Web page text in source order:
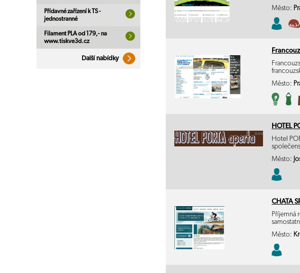
Přídavné zařízení k TS -
jednostranné
Filament PLA od 179,- na
www.tiskve3d.cz
Další nabídky
Město:
Město:
HOTEL
Hotel
Město:
CHATA
Příjemná
Město: